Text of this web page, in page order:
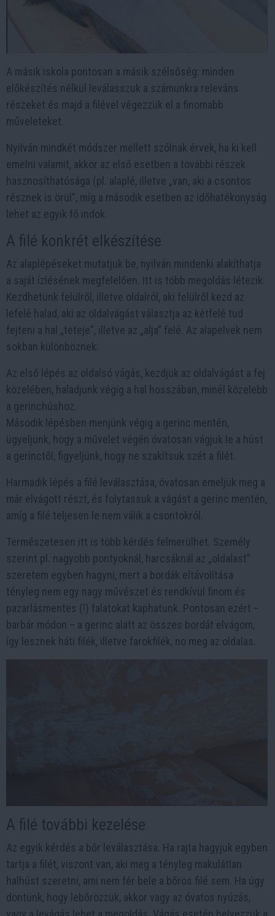
A másik iskola pontosan a másik szélsőség: minden
előkészítés nélkül leválasszuk a számunkra releváns
részeket és majd a filével végezzük el a finomabb
műveleteket.
Nyilván mindkét módszer mellett szólnak érvek, ha ki kell
emelni valamit, akkor az első esetben a további részek
hasznosíthatósága (pl. alaplé, illetve „van, aki a csontos
résznek is örül”, míg a második esetben az időhatékonyság
lehet az egyik fő indok.
A filé konkrét elkészítése
Az alaplépéseket mutatjuk be, nyilván mindenki alakíthatja
a saját ízlésének megfelelően. Itt is több megoldás létezik:
Kezdhetünk felülről, illetve oldalról, aki felülről kezd az
lefelé halad, aki az oldalvágást választja az kétfelé tud
fejteni a hal „teteje”, illetve az „alja” felé. Az alapelvek nem
sokban különböznek:
Az első lépés az oldalsó vágás, kezdjük az oldalvágást a fej
közelében, haladjunk végig a hal hosszában, minél közelebb
a gerinchúshoz.
Második lépésben menjünk végig a gerinc mentén,
ügyeljünk, hogy a művelet végén óvatosan vágjuk le a húst
a gerinctől, figyeljünk, hogy ne szakítsuk szét a filét.
Harmadik lépés a filé leválasztása, óvatosan emeljük meg a
már elvágott részt, és folytassuk a vágást a gerinc mentén,
amíg a filé teljesen le nem válik a csontokról.
Természetesen itt is több kérdés felmerülhet. Személy
szerint pl. nagyobb pontyoknál, harcsáknál az „oldalast”
szeretem egyben hagyni, mert a bordák eltávolítása
tényleg nem egy nagy művészet és rendkívül finom és
pazarlásmentes (!) falatokat kaphatunk. Pontosan ezért –
barbár módon – a gerinc alatt az összes bordát elvágom,
így lesznek háti filék, illetve farokfilék, no meg az oldalas.
A filé további kezelése
Az egyik kérdés a bőr leválasztása. Ha rajta hagyjuk egyben
tartja a filét, viszont van, aki meg a tényleg makulátlan
halhúst szeretni, ami nem fér bele a bőrös filé sem. Ha úgy
döntünk, hogy lebőrözzük, akkor vagy az óvatos nyúzás,